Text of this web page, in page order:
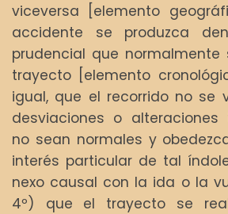
viceversa [elemento
accidente se produzca
prudencial que normalmente
trayecto [elemento
igual, que el recorrido no se
desviaciones o alteraciones
no sean normales y
interés particular de tal
nexo causal con la ida o la
4º) que el trayecto se